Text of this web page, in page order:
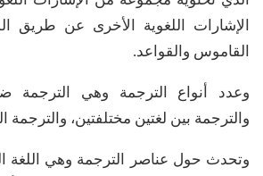
الإشارات اللغوية الأخرى عن طريق
القاموس والقواعد.
وعدد أنواع الترجمة وهي الترجمة
والترجمة بين لغتين مختلفتين، والترجمة
وتحدث حول عناصر الترجمة وهي اللغة